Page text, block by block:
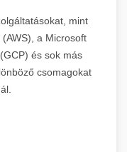
mint
a Microsoft
és sok más
csomagokat